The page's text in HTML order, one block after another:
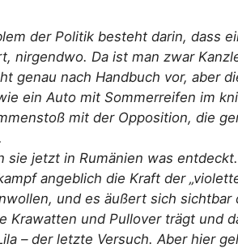
der Politik besteht darin, dass
nirgendwo. Da ist man zwar
genau nach Handbuch vor, aber
ein Auto mit Sommerreifen im
mit der Opposition, die
sie jetzt in Rumänien was
angeblich die Kraft der
und es äußert sich sichtbar
Krawatten und Pullover trägt und
– der letzte Versuch. Aber hier